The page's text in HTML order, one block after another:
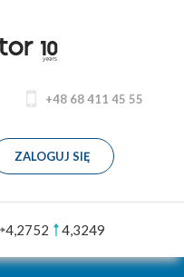
+48 68 411 45 55
ZALOGUJ SIĘ
4,2752 4,3249